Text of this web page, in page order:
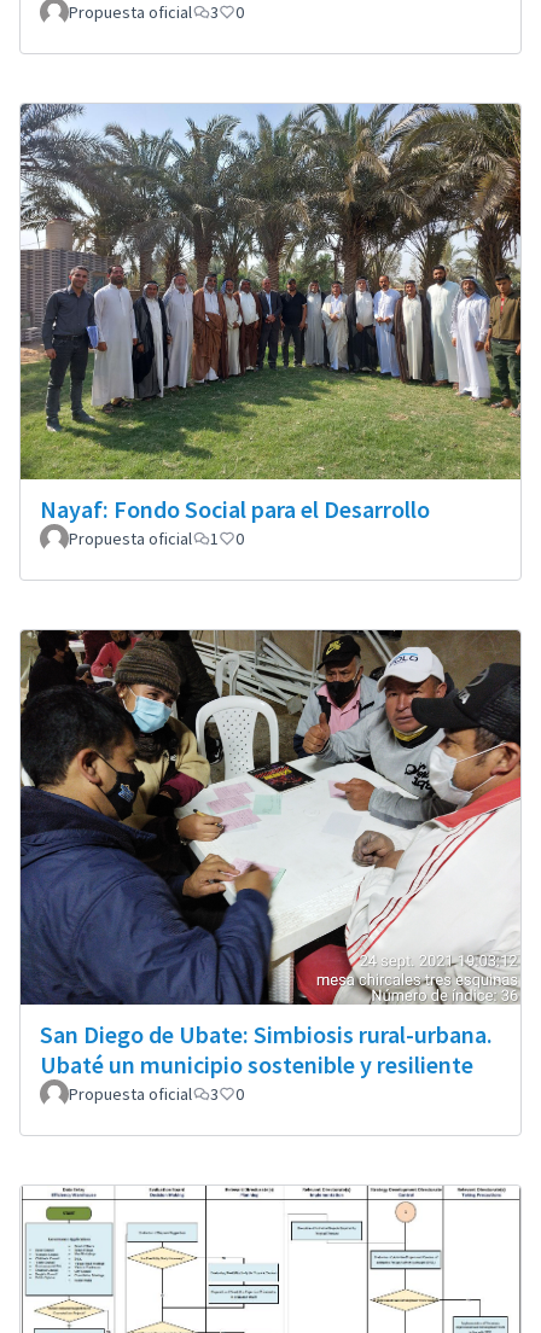
Propuesta oficial 3 0
Nayaf: Fondo Social para el Desarrollo
Propuesta oficial 1 0
San Diego de Ubate: Simbiosis rural-urbana.
Ubaté un municipio sostenible y resiliente
Propuesta oficial 3 0